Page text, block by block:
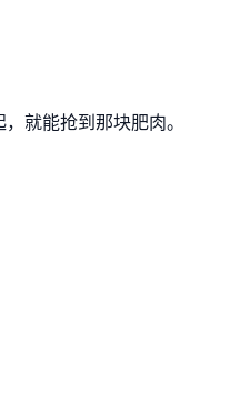
就能抢到那块肥肉。